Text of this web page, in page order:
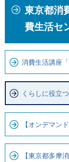
ま
で
で
ロ
ー
カ
ビ
で
す
東京都消
費生活セ
消費生活講座
くらしに役立
【オンデマン
【東京都多摩